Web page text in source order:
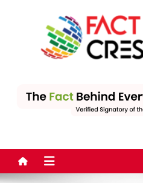
leading